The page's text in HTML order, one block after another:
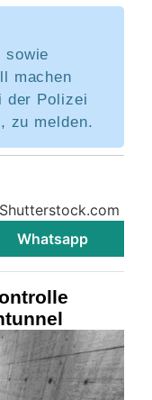
sowie
machen
der Polizei
zu melden.
Whatsapp